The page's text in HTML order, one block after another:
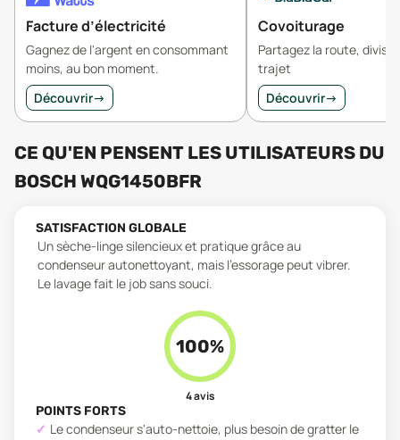
Facture d’électricité
Gagnez de l'argent en consommant
moins, au bon moment.
Découvrir→
Covoiturage
Partagez la route,
trajet
Découvrir→
CE QU'EN PENSENT LES UTILISATEURS DU
BOSCH WQG1450BFR
SATISFACTION GLOBALE
Un sèche-linge silencieux et pratique grâce au
condenseur autonettoyant, mais l'essorage peut vibrer.
Le lavage fait le job sans souci.
100%
4avis
POINTS FORTS
Le condenseur s'auto-nettoie, plus besoin de gratter le